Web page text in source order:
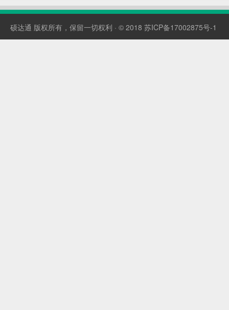
（10-20次） 动作四：单腿臀桥提膝（双侧各10-
硕达通 版权所有，保留一切权利 · © 2018 苏ICP备17002875号-1